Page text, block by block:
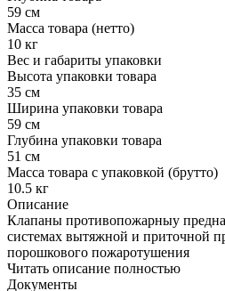
59 см
Масса товара (нетто)
10 кг
Вес и габариты упаковки
Высота упаковки товара
35 см
Ширина упаковки товара
59 см
Глубина упаковки товара
51 см
Масса товара с упаковкой (брутто)
10.5 кг
Описание
Клапаны противопожарныу
системах вытяжной и приточной
порошкового пожаротушения
Читать описание полностью
Документы